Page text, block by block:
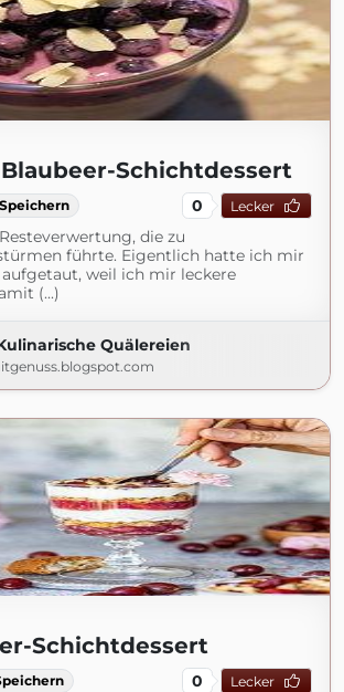
Schichtdessert
Speichern 0 Lecker
die zu
führte. Eigentlich hatte ich mir
weil ich mir leckere
(...)
Quälereien
Schichtdessert
0 Lecker